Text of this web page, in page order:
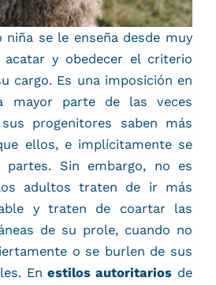
niña se le enseña desde muy
y obedecer el criterio
cargo. Es una imposición en
mayor parte de las veces
progenitores saben más
ellos, e implícitamente se
partes. Sin embargo, no es
adultos traten de ir más
y traten de coartar las
de su prole, cuando no
o se burlen de sus
Enestilos autoritarios de